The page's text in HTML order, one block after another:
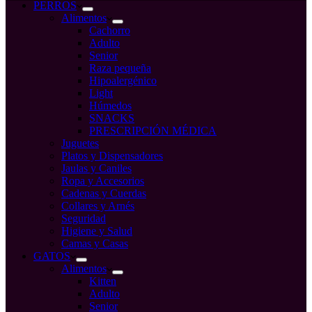
compraPERROS
Alimentos
Cachorro
Adulto
Senior
Raza pequeña
Hipoalergénico
Light
Húmedos
SNACKS
PRESCRIPCIÓN MÉDICA
Juguetes
Platos y Dispensadores
Jaulas y Caniles
Ropa y Accesorios
Cadenas y Cuerdas
Collares y Arnés
Seguridad
Higiene y Salud
Camas y Casas
GATOS
Alimentos
Kitten
Adulto
Senior